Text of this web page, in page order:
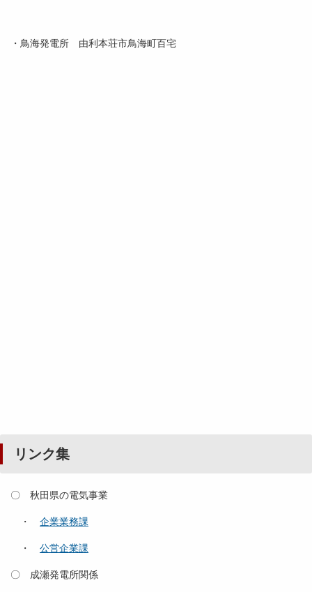
・鳥海発電所 由利本荘市鳥海町百宅
リンク集
〇 秋田県の電気事業
・ 企業業務課
・ 公営企業課
〇 成瀬発電所関係